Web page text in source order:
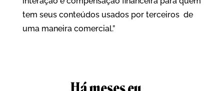
tem seus conteúdos usados por terceiros de
uma maneira comercial.”